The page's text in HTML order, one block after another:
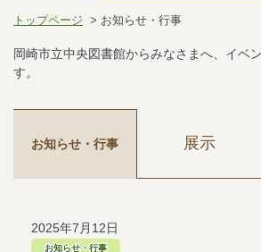
トップページ お知らせ・行事
岡崎市立中央図書館からみなさまへ、イベ
す。
お知らせ・行事 展示
2025年7月12日
お知らせ・行事